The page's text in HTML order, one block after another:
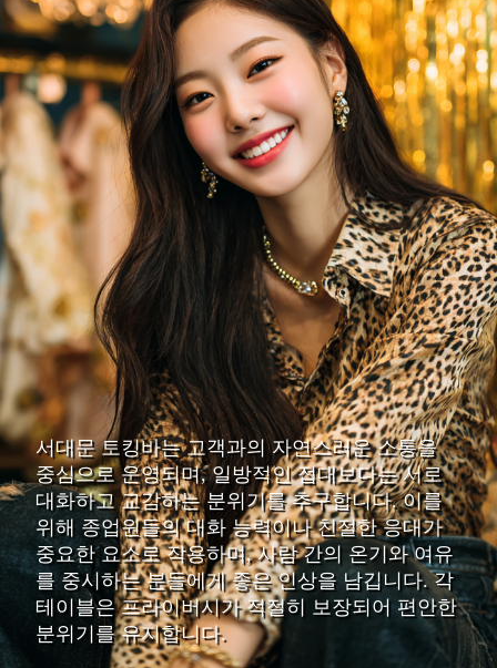
서대문 토킹바는 고객과의 자연스러운 소통을
중심으로 운영되며, 일방적인 접대보다는 서로
대화하고 교감하는 분위기를 추구합니다. 이를
위해 종업원들의 대화 능력이나 친절한 응대가
중요한 요소로 작용하며, 사람 간의 온기와 여유
를 중시하는 분들에게 좋은 인상을 남깁니다. 각
테이블은 프라이버시가 적절히 보장되어 편안한
분위기를 유지합니다.